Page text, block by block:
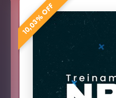
10,03% OFF